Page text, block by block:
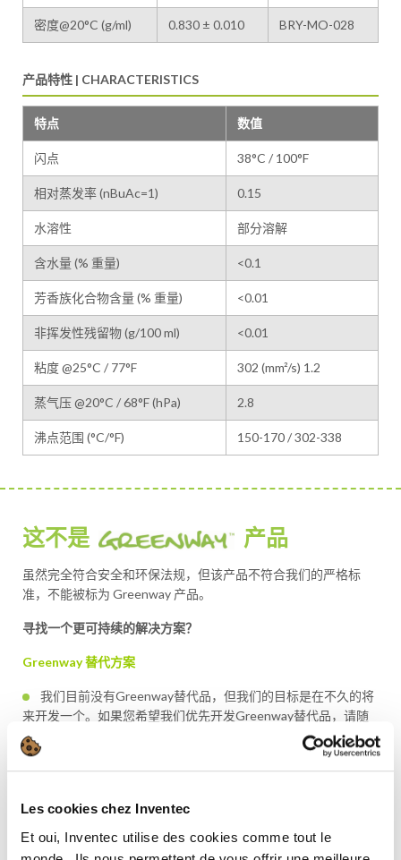
Les cookies chez Inventec
Et oui, Inventec utilise des cookies comme tout le
密度@20°C (g/ml) 0.830 ± 0.010 BRY-MO-028
产品特性 | CHARACTERISTICS
特点 数值
闪点 38°C / 100°F
相对蒸发率 (nBuAc=1) 0.15
水溶性 部分溶解
含水量 (% 重量) <0.1
芳香族化合物含量 (% 重量) <0.01
非挥发性残留物 (g/100 ml) <0.01
粘度 @25°C / 77°F 302 (mm²/s) 1.2
蒸气压 @20°C / 68°F (hPa) 2.8
沸点范围 (°C/°F) 150-170 / 302-338
这不是 产品
虽然完全符合安全和环保法规，但该产品不符合我们的严格标
准，不能被标为 Greenway 产品。
寻找一个更可持续的解决方案？
Greenway 替代方案
我们目前没有Greenway替代品，但我们的目标是在不久的将
来开发一个。如果您希望我们优先开发Greenway替代品，请随
时与我们联系。